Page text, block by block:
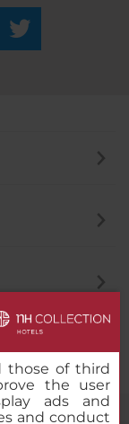
those of third
the user
ads and
and conduct